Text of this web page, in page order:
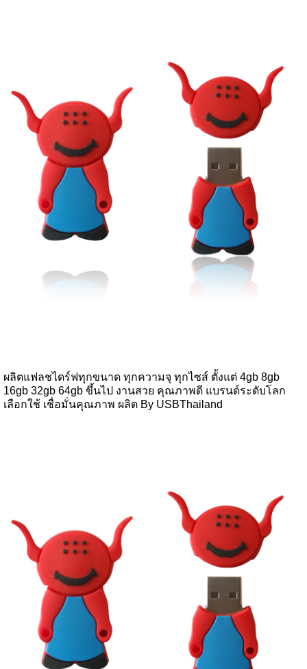
ผลิตแฟลชไดร์ฟทุกขนาด ทุกความจุ ทุกไซส์ ตั้งแต่ 4gb 8gb
16gb 32gb 64gb ขึ้นไป งานสวย คุณภาพดี แบรนด์ระดับโลก
เลือกใช้ เชื่อมั่นคุณภาพ ผลิต By USBThailand